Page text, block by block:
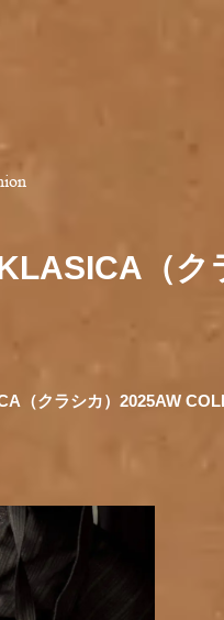
（
（クラシカ）2025AW